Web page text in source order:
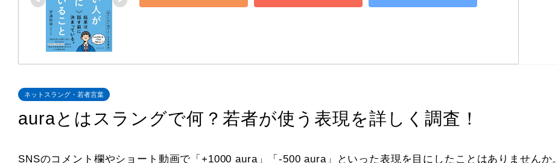
ネットスラング・若者言葉
auraとはスラングで何？若者が使う表現を詳しく調査！
SNSのコメント欄やショート動画で「+1000 aura」「-500 aura」といった表現を目にしたことはありませんか。